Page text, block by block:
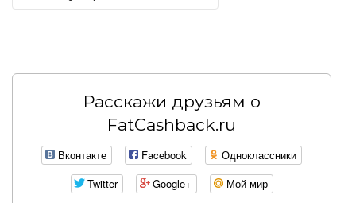
Расскажи друзьям о
FatCashback.ru
Вконтакте Facebook
Одноклассники
Twitter
Google+
Мой мир